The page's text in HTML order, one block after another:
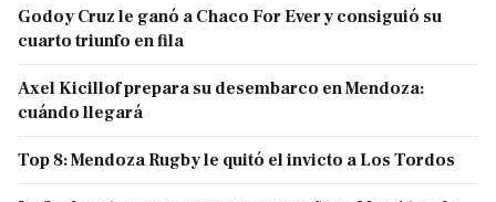
Godoy Cruz le ganó a Chaco For Ever y consiguió su
cuarto triunfo en fila
Axel Kicillof prepara su desembarco en Mendoza:
cuándo llegará
Top 8: Mendoza Rugby le quitó el invicto a Los Tordos